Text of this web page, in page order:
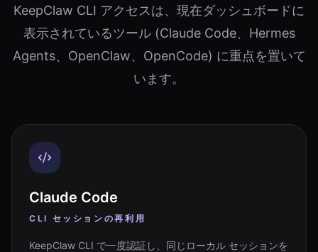
KeepClaw CLI アクセスは、現在ダッシュボードに
表示されているツール (Claude Code、Hermes
Agents、OpenClaw、OpenCode) に重点を置いて
います。
Claude Code
CLI セッションの再利用
KeepClaw CLI で一度認証し、同じローカル セッションを